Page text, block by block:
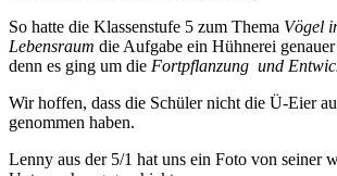
So hatte die Klassenstufe 5 zum Thema Vögel
Lebensraum die Aufgabe ein Hühnerei
denn es ging um die Fortpflanzung und
Wir hoffen, dass die Schüler nicht die Ü-Eier
genommen haben.
Lenny aus der 5/1 hat uns ein Foto von seiner